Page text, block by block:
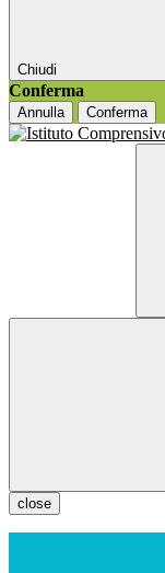
Chiudi
Conferma
Annulla Conferma
close